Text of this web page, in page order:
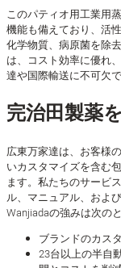
このパティオ用工業用
機能も備えており、活
化学物質、病原菌を除
は、コスト効率に優れ
達や国際輸送に不可欠で
完治田製薬
広東万家達は、お客様
いカスタマイズを含む
ます。私たちのサービ
ル、マニュアル、およ
Wanjiadaの強みは次の
ブランドのカス
23台以上の半自